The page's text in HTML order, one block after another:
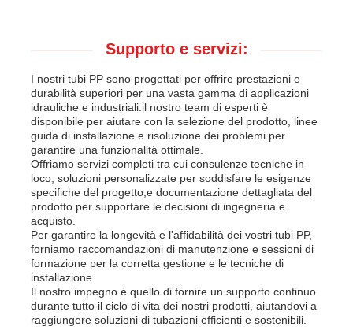
Supporto e servizi:
I nostri tubi PP sono progettati per offrire prestazioni e
durabilità superiori per una vasta gamma di applicazioni
idrauliche e industriali.il nostro team di esperti è
disponibile per aiutare con la selezione del prodotto, linee
guida di installazione e risoluzione dei problemi per
garantire una funzionalità ottimale.
Offriamo servizi completi tra cui consulenze tecniche in
loco, soluzioni personalizzate per soddisfare le esigenze
specifiche del progetto,e documentazione dettagliata del
prodotto per supportare le decisioni di ingegneria e
acquisto.
Per garantire la longevità e l'affidabilità dei vostri tubi PP,
forniamo raccomandazioni di manutenzione e sessioni di
formazione per la corretta gestione e le tecniche di
installazione.
Il nostro impegno è quello di fornire un supporto continuo
durante tutto il ciclo di vita dei nostri prodotti, aiutandovi a
raggiungere soluzioni di tubazioni efficienti e sostenibili.